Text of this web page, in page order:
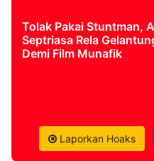
Tolak Pakai Stuntman,
Septriasa Rela
Demi Film Munafik
Laporkan Hoaks